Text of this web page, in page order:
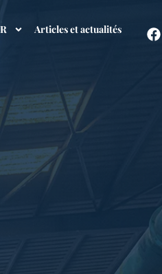
Articles et actualités